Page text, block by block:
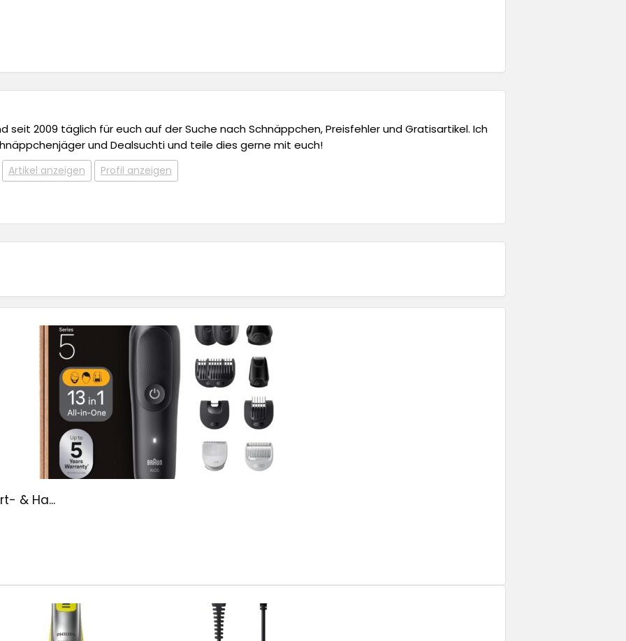
seit 2009 täglich für euch auf der Suche nach Schnäppchen, Preisfehler und Gratisartikel. Ich
und Dealsuchti und teile dies gerne mit euch!
Artikel anzeigen Profil anzeigen
& Ha...